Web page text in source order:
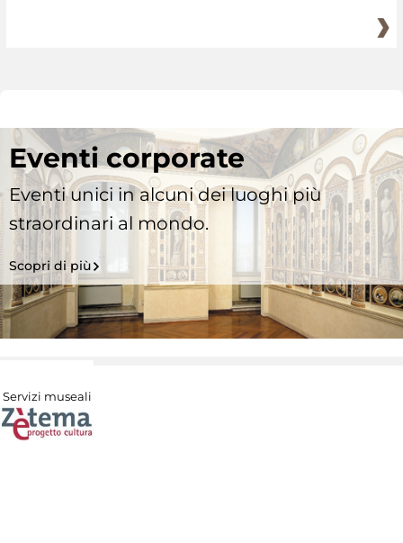
Eventi corporate
Eventi unici in alcuni dei luoghi più
straordinari al mondo.
Scopri di più
Servizi museali